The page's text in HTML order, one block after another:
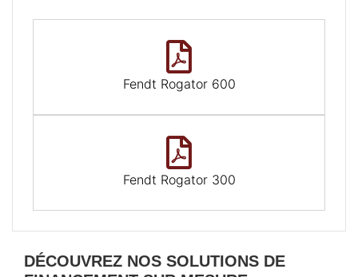
Fendt Rogator 600
Fendt Rogator 300
DÉCOUVREZ NOS SOLUTIONS DE